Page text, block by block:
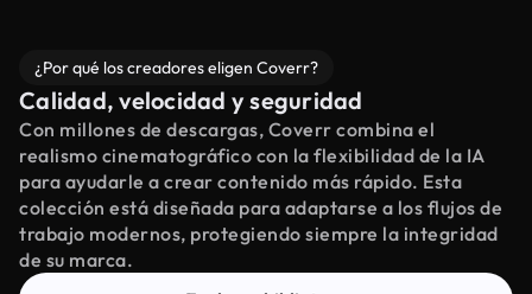
¿Por qué los creadores eligen Coverr?
Calidad, velocidad y seguridad
Con millones de descargas, Coverr combina el
realismo cinematográfico con la flexibilidad de la IA
para ayudarle a crear contenido más rápido. Esta
colección está diseñada para adaptarse a los flujos de
trabajo modernos, protegiendo siempre la integridad
de su marca.